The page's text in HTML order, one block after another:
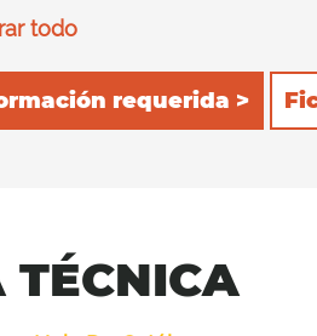
en altura y el rodillo
todo
requerida >
TÉCNICA